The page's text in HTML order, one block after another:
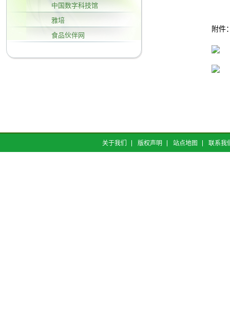
中国数字科技馆
雅培
食品伙伴网
附件
关于我们 版权声明 站点地图 联系我